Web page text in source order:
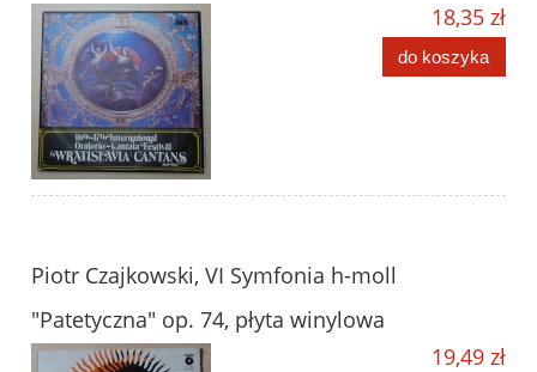
18,35 zł
do koszyka
Piotr Czajkowski, VI Symfonia h-moll
"Patetyczna" op. 74, płyta winylowa
19,49 zł